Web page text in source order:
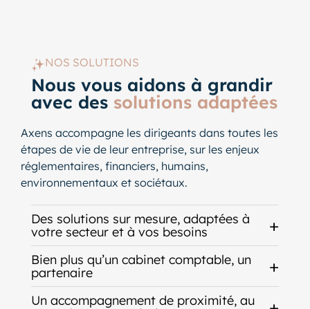
NOS SOLUTIONS
Nous vous aidons à grandir
avec des solutions adaptées
Axens accompagne les dirigeants dans toutes les
étapes de vie de leur entreprise, sur les enjeux
réglementaires, financiers, humains,
environnementaux et sociétaux.
Des solutions sur mesure, adaptées à
votre secteur et à vos besoins
Bien plus qu’un cabinet comptable, un
partenaire
Un accompagnement de proximité, au